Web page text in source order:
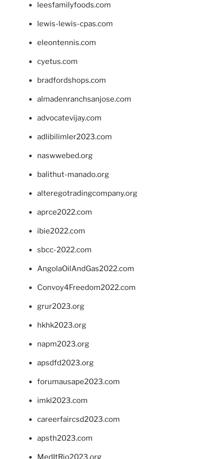
leesfamilyfoods.com
lewis-lewis-cpas.com
eleontennis.com
cyetus.com
bradfordshops.com
almadenranchsanjose.com
advocatevijay.com
adlibilimler2023.com
naswwebed.org
balithut-manado.org
alteregotradingcompany.org
aprce2022.com
ibie2022.com
sbcc-2022.com
AngolaOilAndGas2022.com
Convoy4Freedom2022.com
grur2023.org
hkhk2023.org
napm2023.org
apsdfd2023.org
forumausape2023.com
imkl2023.com
careerfaircsd2023.com
apsth2023.com
MedItRio2023.org